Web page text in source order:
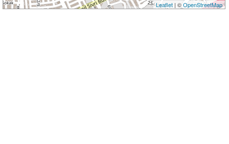
Leaflet| ©OpenStreetMap